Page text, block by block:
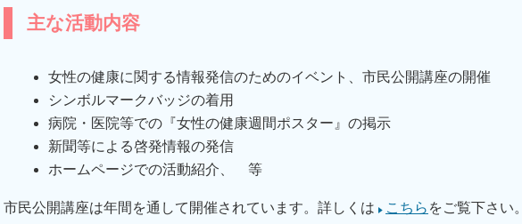
主な活動内容
女性の健康に関する情報発信のためのイベント、市民公開講座の開催
シンボルマークバッジの着用
病院・医院等での『女性の健康週間ポスター』の掲示
新聞等による啓発情報の発信
ホームページでの活動紹介、 等
市民公開講座は年間を通して開催されています。詳しくは こちら をご覧下さい。